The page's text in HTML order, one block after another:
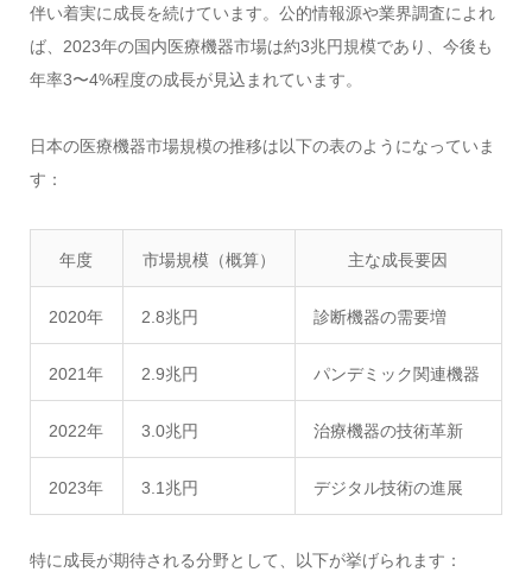
伴い着実に成長を続けています。公的情報源や業界調査によれ
ば、2023年の国内医療機器市場は約3兆円規模であり、今後も
年率3〜4%程度の成長が見込まれています。
日本の医療機器市場規模の推移は以下の表のようになっていま
す：
年度 市場規模（概算） 主な成長要因
2020年 2.8兆円 診断機器の需要増
2021年 2.9兆円 パンデミック関連機器
2022年 3.0兆円 治療機器の技術革新
2023年 3.1兆円 デジタル技術の進展
特に成長が期待される分野として、以下が挙げられます：